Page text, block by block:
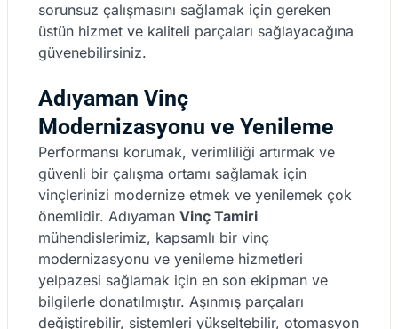
sorunsuz çalışmasını sağlamak için gereken
üstün hizmet ve kaliteli parçaları sağlayacağına
güvenebilirsiniz.
Adıyaman Vinç
Modernizasyonu ve Yenileme
Performansı korumak, verimliliği artırmak ve
güvenli bir çalışma ortamı sağlamak için
vinçlerinizi modernize etmek ve yenilemek çok
önemlidir. Adıyaman Vinç Tamiri
mühendislerimiz, kapsamlı bir vinç
modernizasyonu ve yenileme hizmetleri
yelpazesi sağlamak için en son ekipman ve
bilgilerle donatılmıştır. Aşınmış parçaları
değiştirebilir, sistemleri yükseltebilir, otomasyon